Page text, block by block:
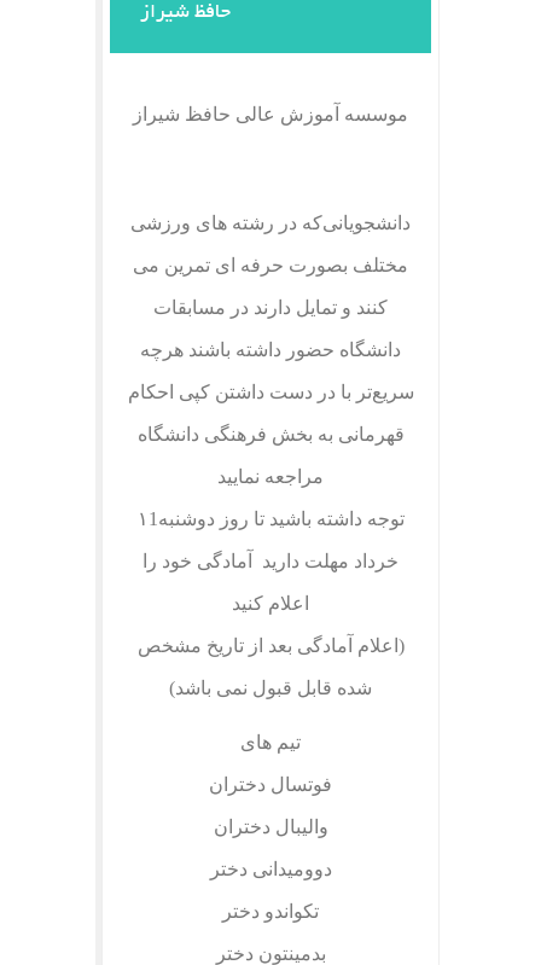
حافظ شیراز
موسسه آموزش عالی حافظ شیراز
دانشجویانی‌که در رشته های ورزشی
مختلف بصورت حرفه ای تمرین می
کنند و تمایل دارند در مسابقات
دانشگاه حضور داشته باشند هرچه
سریع‌تر با در دست داشتن کپی احکام
قهرمانی به بخش فرهنگی دانشگاه
مراجعه نمایید
خرداد مهلت دارید آمادگی خود را
اعلام کنید
(اعلام آمادگی بعد از تاریخ مشخص
شده قابل قبول نمی باشد)
تیم های
فوتسال دختران
والیبال دختران
دوومیدانی دختر
تکواندو دختر
بدمینتون دختر